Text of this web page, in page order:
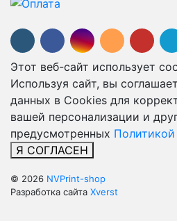
Этот веб-сайт использует
Используя сайт, вы
данных в Cookies для
вашей персонализации и
предусмотренных
Я СОГЛАСЕН
© 2026 NVPrint-shop
Разработка сайта Xverst